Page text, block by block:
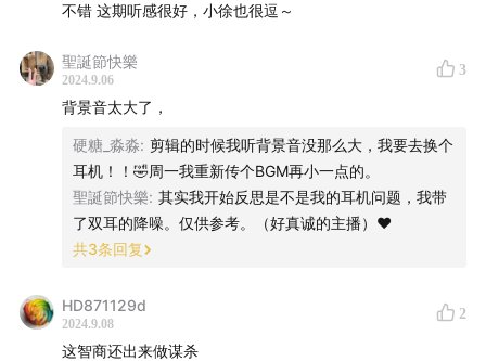
不错 这期听感很好，小徐也很逗～
聖誕節快樂
2024.9.06
3
背景音太大了，
硬糖_淼淼: 剪辑的时候我听背景音没那么大，我要去换个
耳机！！🤣周一我重新传个BGM再小一点的。
聖誕節快樂: 其实我开始反思是不是我的耳机问题，我带
了双耳的降噪。仅供参考。（好真诚的主播）❤️
共3条回复
HD871129d
2024.9.08
2
这智商还出来做谋杀